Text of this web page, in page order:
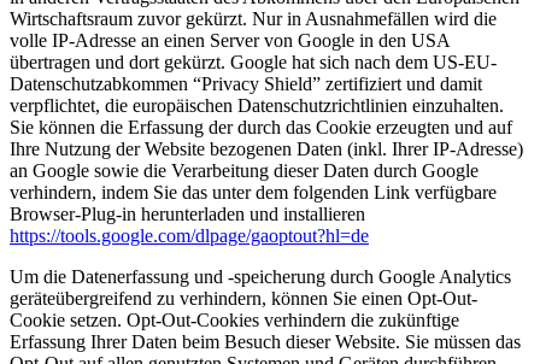
Wirtschaftsraum zuvor gekürzt. Nur in Ausnahmefällen wird die
volle IP-Adresse an einen Server von Google in den USA
übertragen und dort gekürzt. Google hat sich nach dem US-EU-
Datenschutzabkommen “Privacy Shield” zertifiziert und damit
verpflichtet, die europäischen Datenschutzrichtlinien einzuhalten.
Sie können die Erfassung der durch das Cookie erzeugten und auf
Ihre Nutzung der Website bezogenen Daten (inkl. Ihrer IP-Adresse)
an Google sowie die Verarbeitung dieser Daten durch Google
verhindern, indem Sie das unter dem folgenden Link verfügbare
Browser-Plug-in herunterladen und installieren
https://tools.google.com/dlpage/gaoptout?hl=de
Um die Datenerfassung und -speicherung durch Google Analytics
geräteübergreifend zu verhindern, können Sie einen Opt-Out-
Cookie setzen. Opt-Out-Cookies verhindern die zukünftige
Erfassung Ihrer Daten beim Besuch dieser Website. Sie müssen das